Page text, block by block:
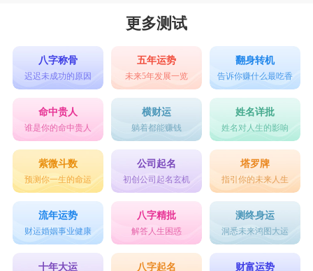
更多测试
八字称骨
迟迟未成功的原因
五年运势
未来5年发展一览
翻身转机
告诉你赚什么最吃香
命中贵人
谁是你的命中贵人
横财运
躺着都能赚钱
姓名详批
姓名对人生的影响
紫微斗数
预测你一生的命运
公司起名
初创公司起名玄机
塔罗牌
指引你的未来人生
流年运势
财运婚姻事业健康
八字精批
解答人生困惑
测终身运
洞悉未来鸿图大运
十年大运 八字起名 财富运势